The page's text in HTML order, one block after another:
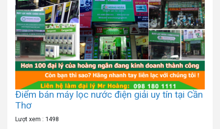
Điểm bán máy lọc nước điện giải uy tín tại Cần
Thơ
Lượt xem : 1498